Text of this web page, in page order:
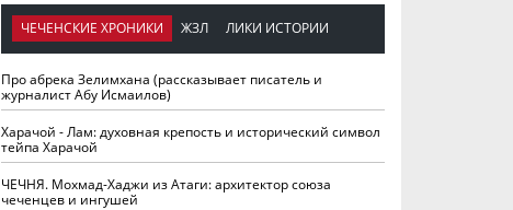
ЧЕЧЕНСКИЕ ХРОНИКИ ЖЗЛ ЛИКИ ИСТОРИИ
Про абрека Зелимхана (рассказывает писатель и
журналист Абу Исмаилов)
Харачой - Лам: духовная крепость и исторический символ
тейпа Харачой
ЧЕЧНЯ. Мохмад-Хаджи из Атаги: архитектор союза
чеченцев и ингушей